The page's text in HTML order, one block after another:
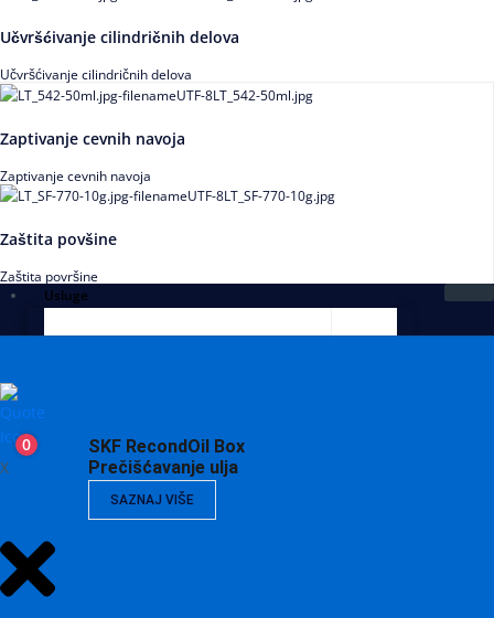
Učvršćivanje cilindričnih delova
Učvršćivanje cilindričnih delova
Zaptivanje cevnih navoja
Zaptivanje cevnih navoja
Zaštita povšine
Zaštita površine
Usluge
SKF RecondOil Box
Prečišćavanje ulja
SAZNAJ VIŠE
0
X